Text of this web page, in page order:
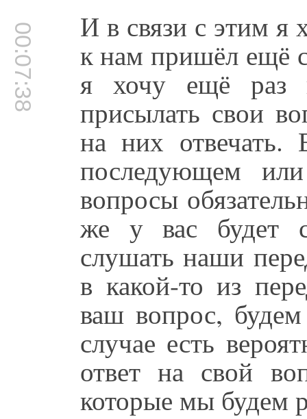
00:07:38 И в связи с этим я
к нам пришёл ещё
я хочу ещё раз
присылать свои
на них
последующем
вопросы
же у вас будет
слушать наши
в какой-то из
ваш вопрос,
случае есть
ответ на свой
которые мы будем